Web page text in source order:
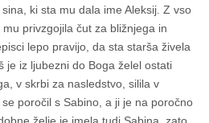
ki sta mu dala ime Aleksij. Z vso
privzgojila čut za bližnjega in
lepo pravijo, da sta starša živela
je iz ljubezni do Boga želel ostati
v skrbi za nasledstvo, silila v
poročil s Sabino, a ji je na poročno